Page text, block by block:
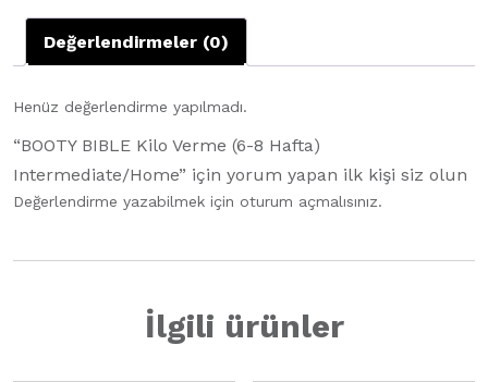
Hafta)
Intermediate/Home
Değerlendirmeler (0)
Henüz değerlendirme yapılmadı.
“BOOTY BIBLE Kilo Verme (6-8 Hafta)
Intermediate/Home” için yorum yapan ilk kişi siz olun
Değerlendirme yazabilmek için oturum açmalısınız.
İlgili ürünler